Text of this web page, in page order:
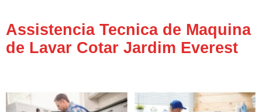
Assistencia Tecnica de Maquina
de Lavar Cotar Jardim Everest